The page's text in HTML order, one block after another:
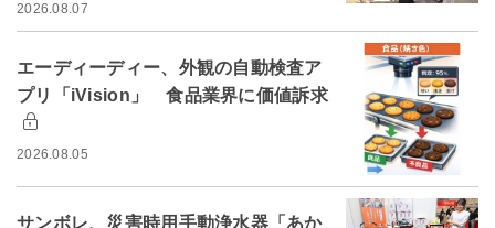
2026.08.07
エーディーディー、外観の自動検査ア
プリ「iVision」 食品業界に価値訴求
2026.08.05
サンボレ、災害時用手動浄水器「あか